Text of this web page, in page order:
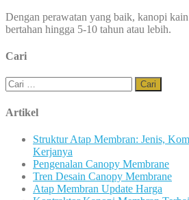
Dengan perawatan yang baik, kanopi
bertahan hingga 5-10 tahun atau lebih.
Cari
Cari
untuk:
Artikel
Struktur Atap Membran: Jenis,
Kerjanya
Pengenalan Canopy Membrane
Tren Desain Canopy Membrane
Atap Membran Update Harga